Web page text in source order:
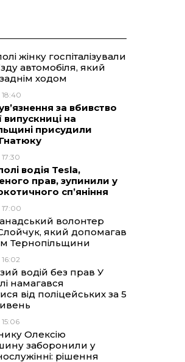
жінку госпіталізували
автомобіля, який
ходом
за вбивство
випускниці на
присудили
водія Tesla,
прав, зупинили у
сп’яніння
волонтер
який допомагав
Тернопільщини
водій без прав У
намагався
від поліцейських за 5
Олексію
заборонили у
рішення